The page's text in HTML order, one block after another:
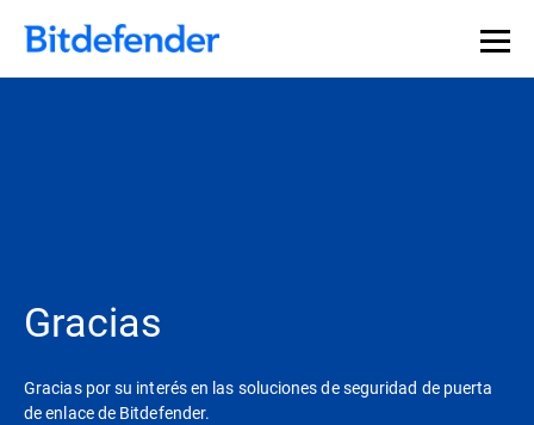
Gracias
Gracias por su interés en las soluciones de seguridad de puerta
de enlace de Bitdefender.